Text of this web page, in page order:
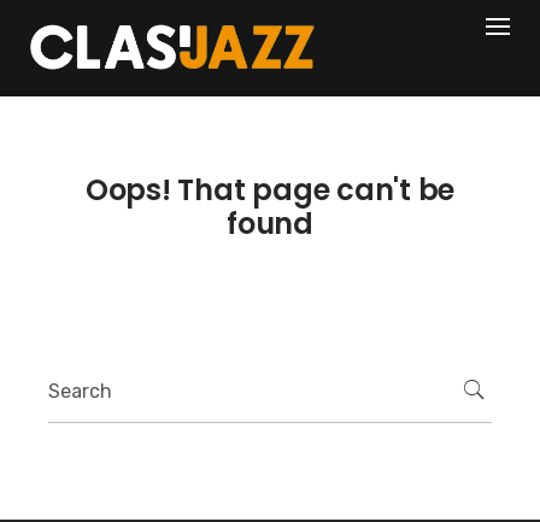
content
404
Oops! That page can't be
found